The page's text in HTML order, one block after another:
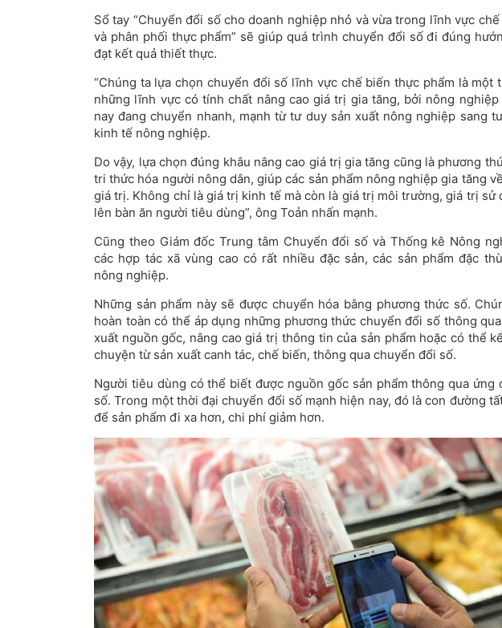
Sổ tay “Chuyển đổi số cho doanh nghiệp nhỏ và vừa trong lĩnh vực
và phân phối thực phẩm” sẽ giúp quá trình chuyển đổi số đi đúng
đạt kết quả thiết thực.
“Chúng ta lựa chọn chuyển đổi số lĩnh vực chế biến thực phẩm là một
những lĩnh vực có tính chất nâng cao giá trị gia tăng, bởi nông nghiệp
nay đang chuyển nhanh, mạnh từ tư duy sản xuất nông nghiệp sang
kinh tế nông nghiệp.
Do vậy, lựa chọn đúng khâu nâng cao giá trị gia tăng cũng là phương
tri thức hóa người nông dân, giúp các sản phẩm nông nghiệp gia tăng
giá trị. Không chỉ là giá trị kinh tế mà còn là giá trị môi trường, giá trị sử
lên bàn ăn người tiêu dùng”, ông Toản nhấn mạnh.
Cũng theo Giám đốc Trung tâm Chuyển đổi số và Thống kê Nông
các hợp tác xã vùng cao có rất nhiều đặc sản, các sản phẩm đặc
nông nghiệp.
Những sản phẩm này sẽ được chuyển hóa bằng phương thức số.
hoàn toàn có thể áp dụng những phương thức chuyển đổi số thông
xuất nguồn gốc, nâng cao giá trị thông tin của sản phẩm hoặc có thể
chuyện từ sản xuất canh tác, chế biến, thông qua chuyển đổi số.
Người tiêu dùng có thể biết được nguồn gốc sản phẩm thông qua ứng
số. Trong một thời đại chuyển đổi số mạnh hiện nay, đó là con đường
để sản phẩm đi xa hơn, chi phí giảm hơn.